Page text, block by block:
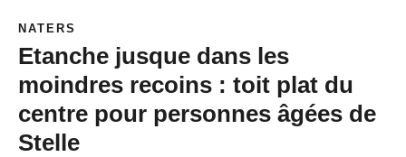
NATERS
Etanche jusque dans les
moindres recoins : toit plat du
centre pour personnes âgées de
Stelle